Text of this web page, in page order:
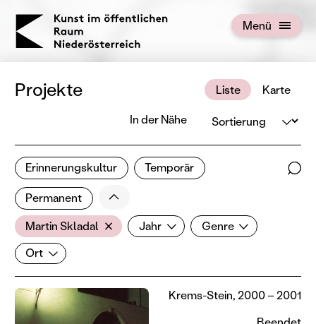
KOERNOE Menü
Menü öffnen
Projekte Liste Karte
1 von 676 Projekten
In der Nähe Sortierung
Erinnerungskultur Temporär
Permanent Weniger
AkteurIn
Martin Skladal JahrJahr Genre
Genre
OrtOrt
Ergebnisse filtern
Filter zurücksetzen
Krems-Stein, 2000 – 2001